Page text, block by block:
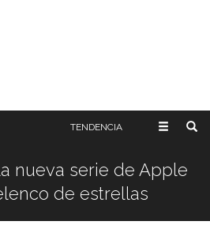
TENDENCIA
la nueva serie de Apple
de estrellas